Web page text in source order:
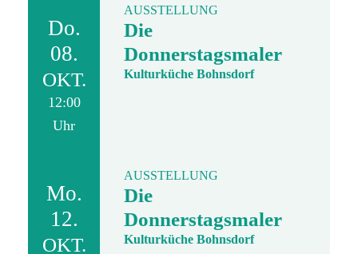
Do.
08.
OKT.
12:00
Uhr
AUSSTELLUNG
Die
Donnerstagsmaler
Kulturküche Bohnsdorf
Mo.
12.
OKT.
AUSSTELLUNG
Die
Donnerstagsmaler
Kulturküche Bohnsdorf